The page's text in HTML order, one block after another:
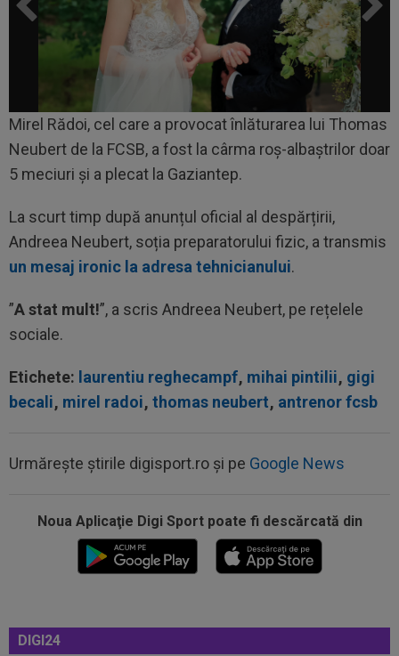
Mirel Rădoi, cel care a provocat înlăturarea lui Thomas
Neubert de la FCSB, a fost la cârma roș-albaștrilor doar
5 meciuri și a plecat la Gaziantep.
La scurt timp după anunțul oficial al despărțirii,
Andreea Neubert, soția preparatorului fizic, a transmis
un mesaj ironic la adresa tehnicianului.
”A stat mult!”, a scris Andreea Neubert, pe rețelele
sociale.
Etichete: laurentiu reghecampf, mihai pintilii, gigi
becali, mirel radoi, thomas neubert, antrenor fcsb
Urmărește știrile digisport.ro și pe Google News
Noua Aplicaţie Digi Sport poate fi descărcată din
DIGI24
VIDEO
Chindia Târgoviște - Metaloglobus,
11:57 EXCLUSIV
Dani Coman a intrat în direct și a
anunțat 3 transferuri la FC Argeș: ”De...